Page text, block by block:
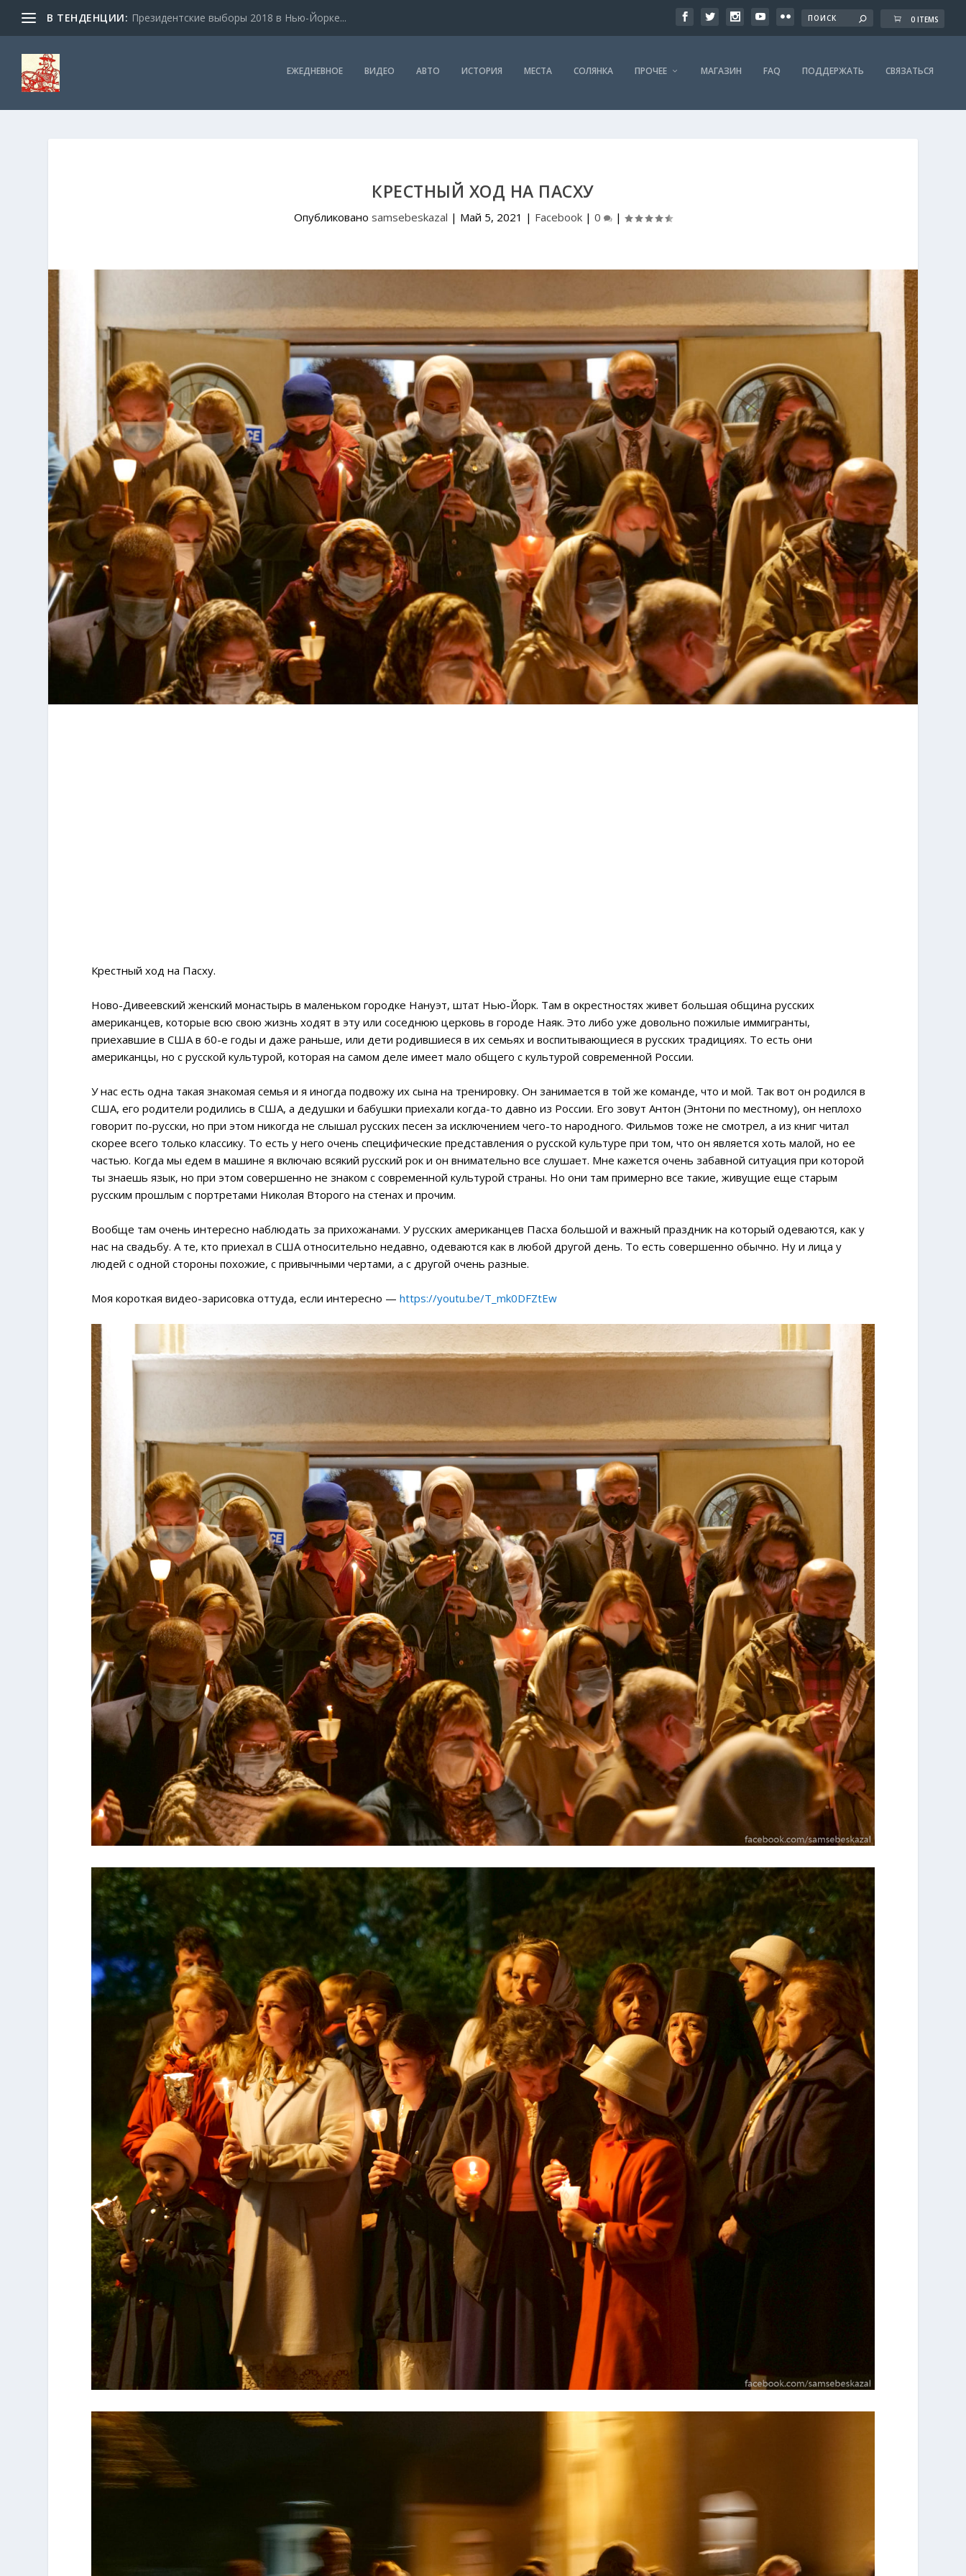
В ТЕНДЕНЦИИ: Президентские выборы 2018 в Нью-Йорке... 0 ITEMS
ЕЖЕДНЕВНОЕ ВИДЕО АВТО ИСТОРИЯ МЕСТА СОЛЯНКА ПРОЧЕЕ МАГАЗИН FAQ ПОДДЕРЖАТЬ СВЯЗАТЬСЯ
КРЕСТНЫЙ ХОД НА ПАСХУ
Опубликовано samsebeskazal | Май 5, 2021 | Facebook | 0 |
Крестный ход на Пасху.
Ново-Дивеевский женский монастырь в маленьком городке Нануэт, штат Нью-Йорк. Там в окрестностях живет большая община русских
американцев, которые всю свою жизнь ходят в эту или соседнюю церковь в городе Наяк. Это либо уже довольно пожилые иммигранты,
приехавшие в США в 60-е годы и даже раньше, или дети родившиеся в их семьях и воспитывающиеся в русских традициях. То есть они
американцы, но с русской культурой, которая на самом деле имеет мало общего с культурой современной России.
У нас есть одна такая знакомая семья и я иногда подвожу их сына на тренировку. Он занимается в той же команде, что и мой. Так вот он родился в
США, его родители родились в США, а дедушки и бабушки приехали когда-то давно из России. Его зовут Антон (Энтони по местному), он неплохо
говорит по-русски, но при этом никогда не слышал русских песен за исключением чего-то народного. Фильмов тоже не смотрел, а из книг читал
скорее всего только классику. То есть у него очень специфические представления о русской культуре при том, что он является хоть малой, но ее
частью. Когда мы едем в машине я включаю всякий русский рок и он внимательно все слушает. Мне кажется очень забавной ситуация при которой
ты знаешь язык, но при этом совершенно не знаком с современной культурой страны. Но они там примерно все такие, живущие еще старым
русским прошлым с портретами Николая Второго на стенах и прочим.
Вообще там очень интересно наблюдать за прихожанами. У русских американцев Пасха большой и важный праздник на который одеваются, как у
нас на свадьбу. А те, кто приехал в США относительно недавно, одеваются как в любой другой день. То есть совершенно обычно. Ну и лица у
людей с одной стороны похожие, с привычными чертами, а с другой очень разные.
Моя короткая видео-зарисовка оттуда, если интересно —https://youtu.be/T_mk0DFZtEw